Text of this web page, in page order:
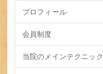
プロフィール
会員制度
当院のメインテクニック